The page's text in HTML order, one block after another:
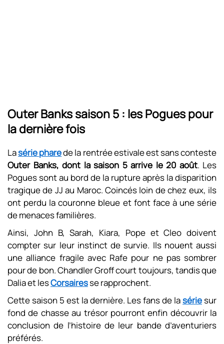
Outer Banks saison 5 : les Pogues pour
la dernière fois
Lasérie pharede la rentrée estivale est sans conteste
Outer Banks, dont la saison 5 arrive le 20 août. Les
Pogues sont au bord de la rupture après la disparition
tragique de JJ au Maroc. Coincés loin de chez eux, ils
ont perdu la couronne bleue et font face à une série
de menaces familières.
Ainsi, John B, Sarah, Kiara, Pope et Cleo doivent
compter sur leur instinct de survie. Ils nouent aussi
une alliance fragile avec Rafe pour ne pas sombrer
pour de bon. Chandler Groff court toujours, tandis que
Dalia et lesCorsairesse rapprochent.
Cette saison 5 est la dernière. Les fans de lasériesur
fond de chasse au trésor pourront enfin découvrir la
conclusion de l’histoire de leur bande d’aventuriers
préférés.